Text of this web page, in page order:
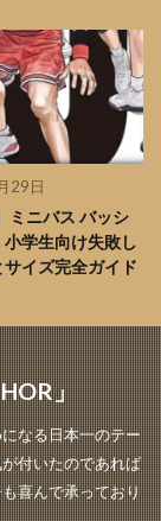
29日
ミニバス バッシ
小学生向け失敗し
イズ完全ガイド
」
なる日本一のテー
付いたのであれば
喜んで承っており